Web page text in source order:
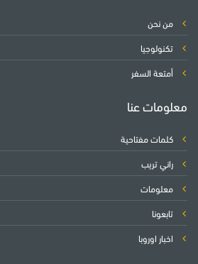
من نحن
تكنولوجيا
أمتعة السفر
معلومات عنا
كلمات مفتاحية
راني تريب
معلومات
تابعونا
اخبار اوروبا
فريق العمل لدينا متاح على مدار الساعة